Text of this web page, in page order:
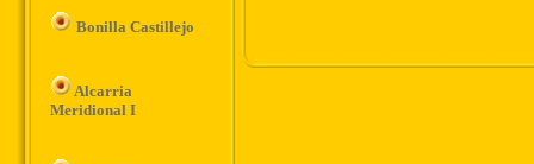
Bonilla Castillejo
Alcarria
Meridional I